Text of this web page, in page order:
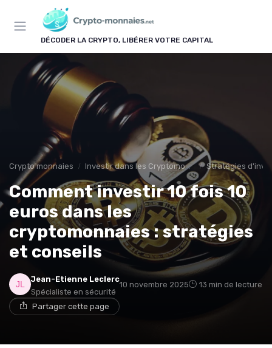
DÉCODER LA CRYPTO, LIBÉRER VOTRE CAPITAL
Crypto monnaies Investir dans les Cryptomonnaies Stratégies
Comment investir 10 fois 10
euros dans les
cryptomonnaies : stratégies
et conseils
Jean-Etienne Leclerc
Spécialiste en sécurité
10 novembre 2025 13 min de lecture
Partager cette page
Panneau de gestion des cookies